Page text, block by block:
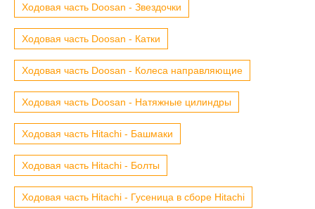
Ходовая часть Doosan - Звездочки
Ходовая часть Doosan - Катки
Ходовая часть Doosan - Колеса направляющие
Ходовая часть Doosan - Натяжные цилиндры
Ходовая часть Hitachi - Башмаки
Ходовая часть Hitachi - Болты
Ходовая часть Hitachi - Гусеница в сборе Hitachi